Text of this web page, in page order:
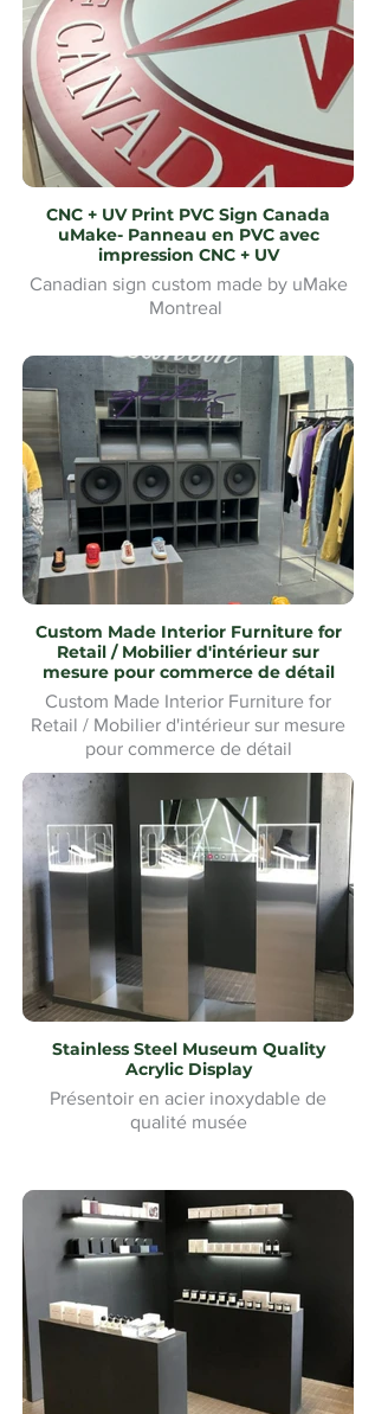
CNC + UV Print PVC Sign Canada
uMake- Panneau en PVC avec
impression CNC + UV
Canadian sign custom made by uMake
Montreal
Custom Made Interior Furniture for
Retail / Mobilier d'intérieur sur
mesure pour commerce de détail
Custom Made Interior Furniture for
Retail / Mobilier d'intérieur sur mesure
pour commerce de détail
Stainless Steel Museum Quality
Acrylic Display
Présentoir en acier inoxydable de
qualité musée